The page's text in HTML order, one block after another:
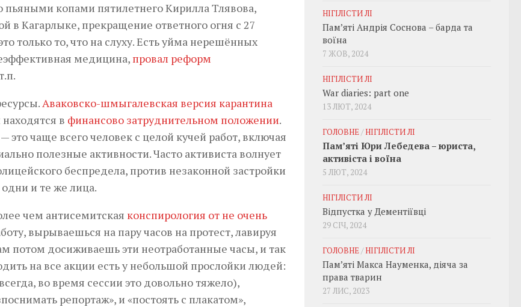
пьяными копами пятилетнего Кирилла Тлявова,
в Кагарлыке, прекращение ответного огня с 27
только то, что на слуху. Есть уйма нерешённых
медицина, провал реформ
Аваковско-шмыгалевская версия карантина
в финансово затруднительном положении.
чаще всего человек с целой кучей работ, включая
полезные активности. Часто активиста волнует
беспредела, против незаконной застройки
и те же лица.
чем антисемитская конспирология от не очень
вырываешься на пару часов на протест, лавируя
потом досиживаешь эти неотработанные часы, и так
на все акции есть у небольшой прослойки людей:
во время сессии это довольно тяжело),
репортаж», и «постоять с плакатом»,
НІГІЛІСТИ ЛІ
Пам’яті Андрія Соснова – барда та
воїна
7 ЖОВ, 2024
НІГІЛІСТИ ЛІ
War diaries: part one
13 ЛЮТ, 2024
ГОЛОВНЕ/НІГІЛІСТИ ЛІ
Пам’яті Юри Лебедева – юриста,
активіста і воїна
5 ЛЮТ, 2024
НІГІЛІСТИ ЛІ
Відпустка у Дементіївці
29 СІЧ, 2024
ГОЛОВНЕ/НІГІЛІСТИ ЛІ
Пам’яті Макса Науменка, діяча за
права тварин
27 ЛИС, 2023